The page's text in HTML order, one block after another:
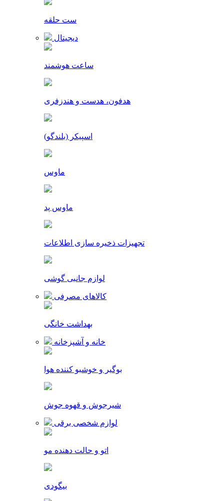
ست حلقه
دیجیتال
ساعت هوشمند
هدفون، هدست و هندزفری
اسپیکر (بلندگو)
ماوس
ماوس پد
تجهیزات ذخیره سازی اطلاعات
لوازم جانبی گوشی
کالاهای مصرفی
بهداشت خانگی
خانه و آشپزخانه
بوگیر و خوشبو کننده هوا
شیرجوش و قهوه جوش
لوازم شخصی برقی
اتو و حالت دهنده مو
بیگودی